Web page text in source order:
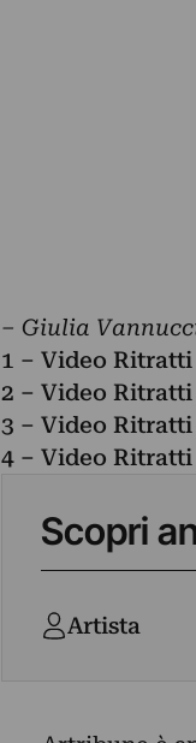
– Giulia
1 – Video
2 – Video
3 – Video
4 – Video
Scopri
Artista